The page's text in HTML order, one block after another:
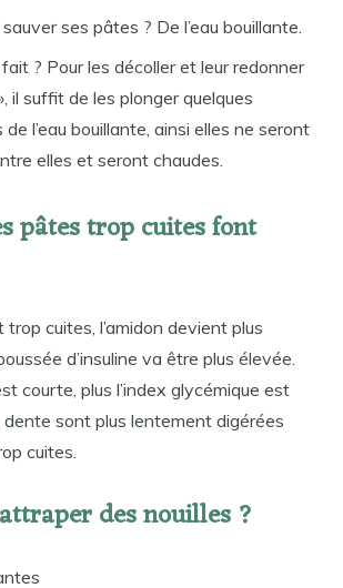
sauver ses pâtes ? De l’eau bouillante.
? Pour les décoller et leur redonner
il suffit de les plonger quelques
l’eau bouillante, ainsi elles ne seront
elles et seront chaudes.
pâtes trop cuites font
cuites, l’amidon devient plus
d’insuline va être plus élevée.
courte, plus l’index glycémique est
dente sont plus lentement digérées
cuites.
des nouilles ?